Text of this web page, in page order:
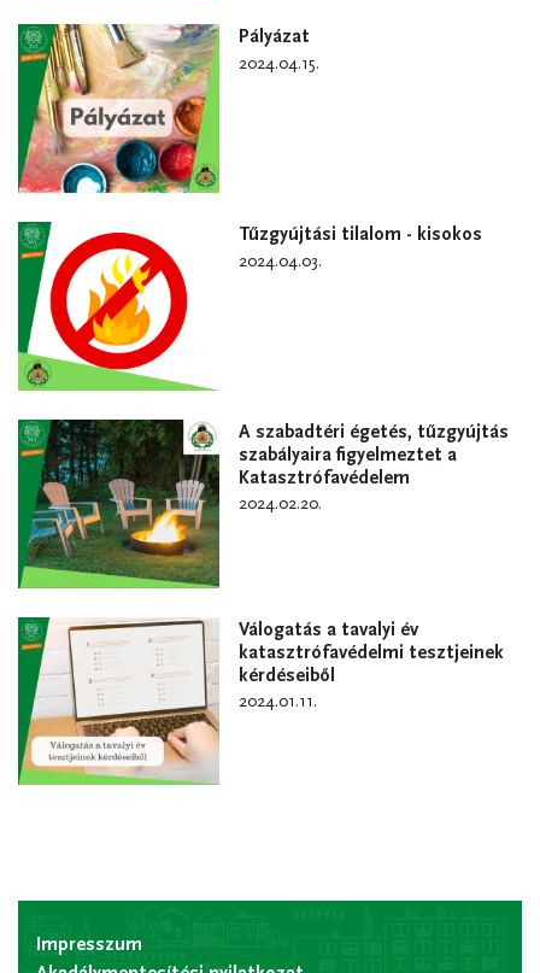
Pályázat
2024.04.15.
Tűzgyújtási tilalom - kisokos
2024.04.03.
A szabadtéri égetés, tűzgyújtás
szabályaira figyelmeztet a
Katasztrófavédelem
2024.02.20.
Válogatás a tavalyi év
katasztrófavédelmi tesztjeinek
kérdéseiből
2024.01.11.
Impresszum